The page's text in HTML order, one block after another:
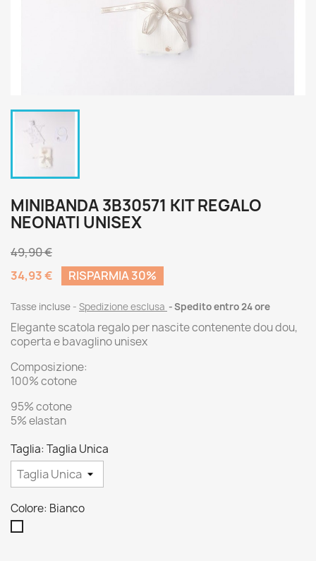
MINIBANDA 3B30571 KIT REGALO
NEONATI UNISEX
49,90 €
34,93 €
RISPARMIA 30%
Tasse incluse Spedizione esclusa Spedito entro 24 ore
Elegante scatola regalo per nascite contenente dou dou,
coperta e bavaglino unisex
Composizione:
100% cotone
95% cotone
5% elastan
Taglia: Taglia Unica
Colore: Bianco